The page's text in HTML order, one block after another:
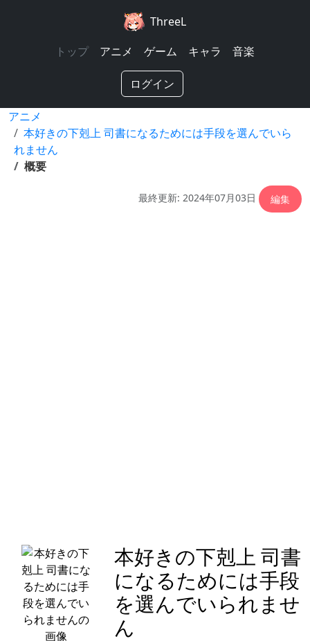
ThreeL
トップ
アニメ ゲーム キャラ 音楽
ログイン
アニメ
本好きの下剋上 司書になるためには手段を選んでいら
れません
概要
最終更新: 2024年07月03日 編集
本好きの下剋上 司書
になるためには手段
を選んでいられませ
ん